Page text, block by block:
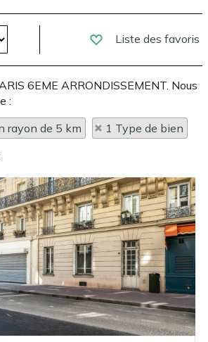
Liste des favoris
6EME ARRONDISSEMENT. Nous
:
rayon de 5 km
1 Type de bien